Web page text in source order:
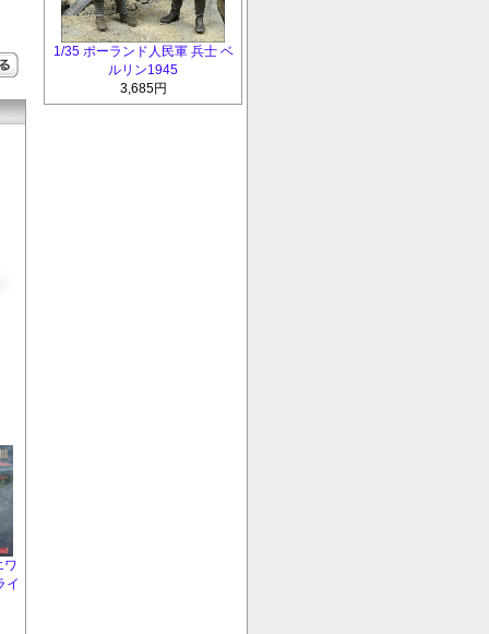
イ
1/35 ポーランド人民軍 兵士 ベ
ルリン1945
3,685円